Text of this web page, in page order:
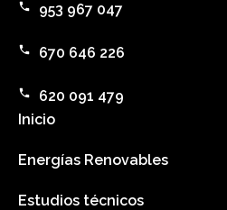
953 967 047
670 646 226
620 091 479
Inicio
Energías Renovables
Estudios técnicos